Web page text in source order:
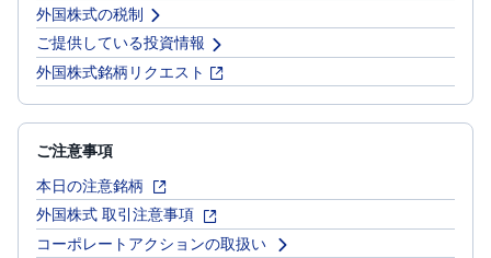
i
D
e
C
o
外国株式の税制
ご提供している投資情報
外国株式銘柄リクエスト
ご注意事項
本日の注意銘柄
外国株式 取引注意事項
コーポレートアクションの取扱い